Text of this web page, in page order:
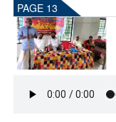
PAGE 13